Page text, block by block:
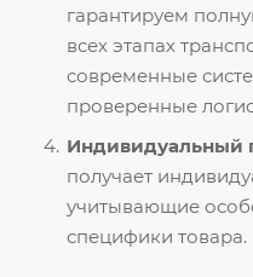
гарантируем
всех этапах
современные
проверенные
Индивидуальный
получает
учитывающие
специфики товара.